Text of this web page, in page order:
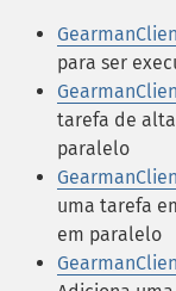
para ser
tarefa de
paralelo
uma tarefa
em paralelo